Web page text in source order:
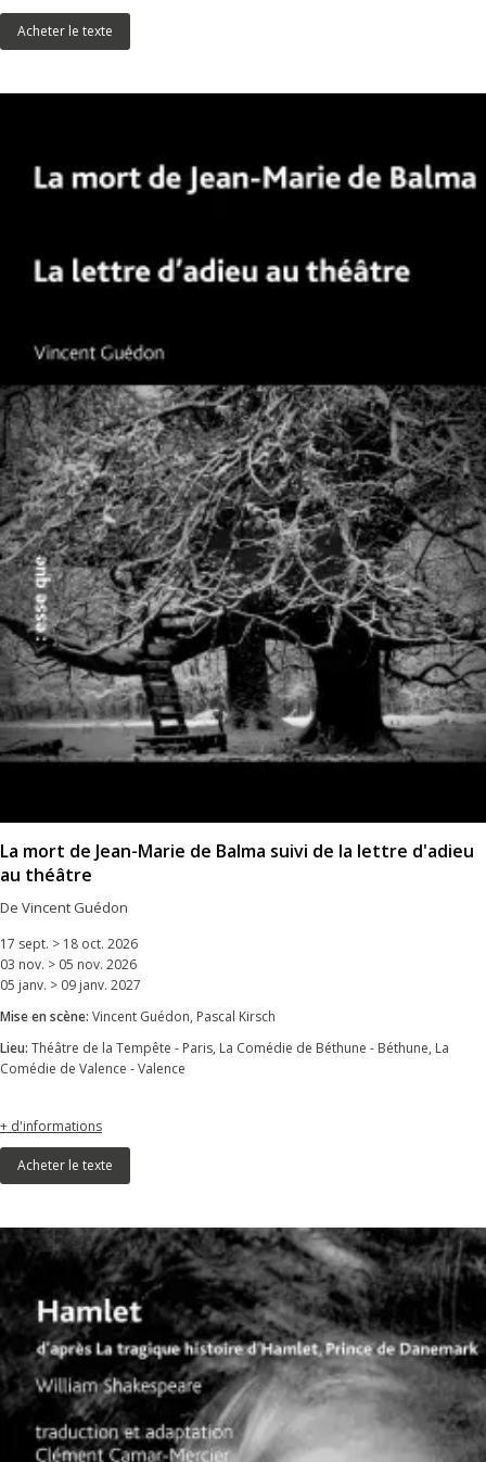
Acheter le texte
La mort de Jean-Marie de Balma suivi de la lettre d'adieu
au théâtre
De Vincent Guédon
17 sept. > 18 oct. 2026
03 nov. > 05 nov. 2026
05 janv. > 09 janv. 2027
Mise en scène: Vincent Guédon, Pascal Kirsch
Lieu: Théâtre de la Tempête - Paris, La Comédie de Béthune - Béthune, La
Comédie de Valence - Valence
+ d'informations
Acheter le texte